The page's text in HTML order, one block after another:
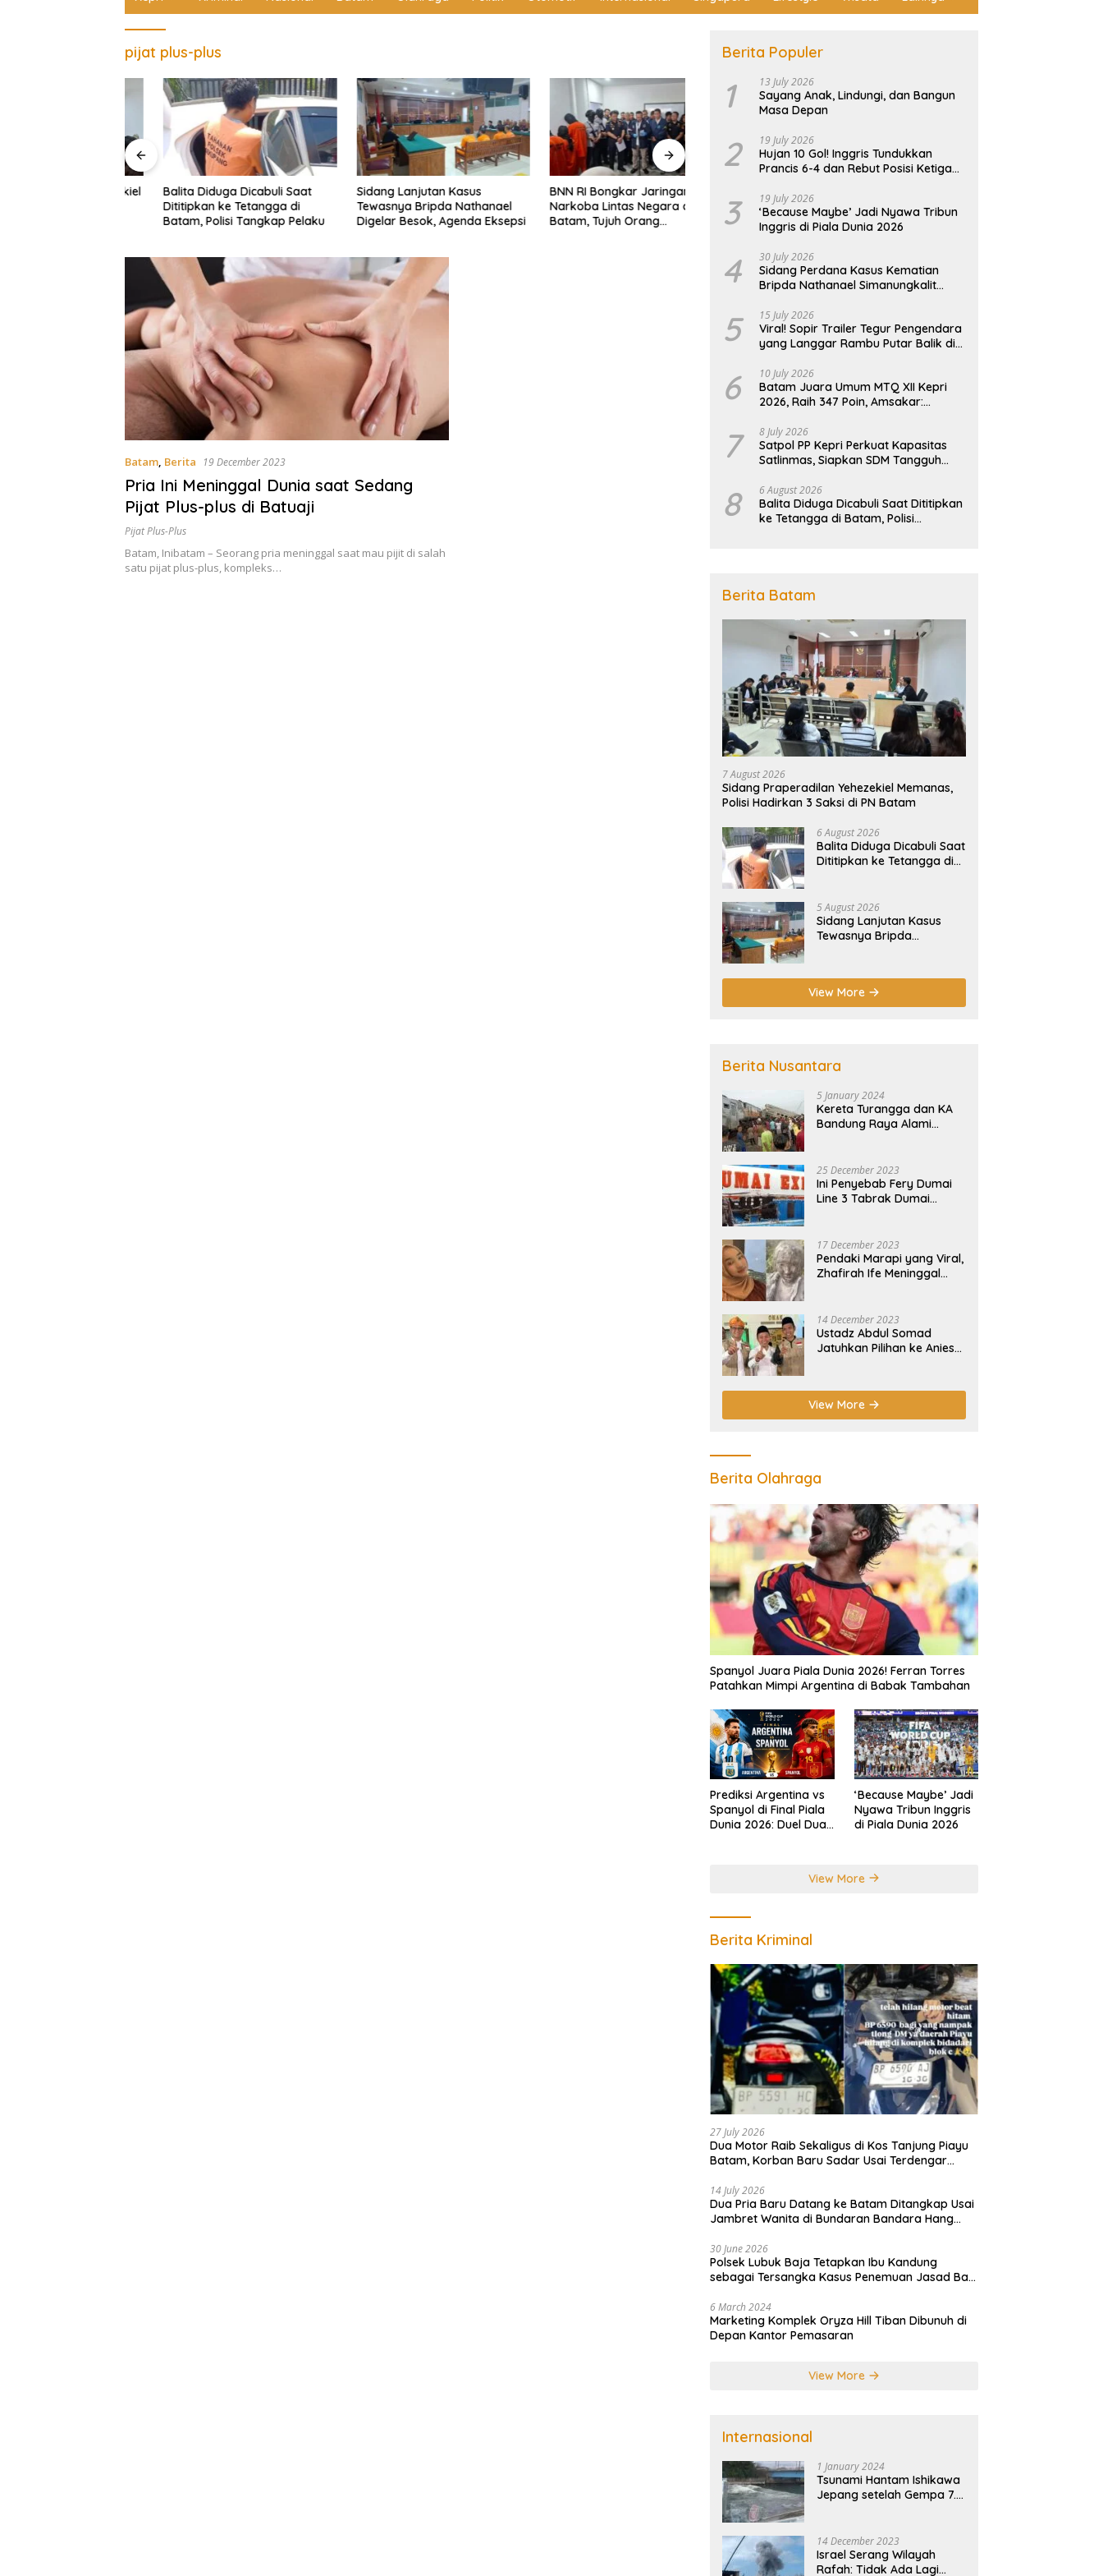
pijat plus-plus
Balita Diduga Dicabuli Saat
Dititipkan ke Tetangga di
Batam, Polisi Tangkap Pelaku
Sidang Lanjutan Kasus
Tewasnya Bripda Nathanael
Digelar Besok, Agenda Eksepsi
BNN RI Bongkar Jaringan
Narkoba Lintas Negara di
Batam, Tujuh Orang
Sidang Perdana Kasus
Kematian Bripda Nathanael
Simanungkalit Ricuh, Keluarga
Korban Histeris dan Tuntut
Hukuman Berat
Kos Tanjung Piayu Batam,
Korban Baru Sadar Usai
Batam Berita 19 December 2023
Pria Ini Meninggal Dunia saat Sedang
Pijat Plus-plus di Batuaji
Pijat Plus-Plus
Batam, Inibatam – Seorang pria meninggal saat mau pijit di salah
satu pijat plus-plus, kompleks…
Berita Populer
1 13 July 2026
Sayang Anak, Lindungi, dan Bangun
Masa Depan
2 19 July 2026
Hujan 10 Gol! Inggris Tundukkan
Prancis 6-4 dan Rebut Posisi Ketiga
3 19 July 2026
‘Because Maybe’ Jadi Nyawa Tribun
Inggris di Piala Dunia 2026
4 30 July 2026
Sidang Perdana Kasus Kematian
Bripda Nathanael Simanungkalit
Tuntut Hukuman Berat
5 15 July 2026
Viral! Sopir Trailer Tegur Pengendara
yang Langgar Rambu Putar Balik di
6 10 July 2026
Batam Juara Umum MTQ XII Kepri
2026, Raih 347 Poin, Amsakar:
7 8 July 2026
Satpol PP Kepri Perkuat Kapasitas
Satlinmas, Siapkan SDM Tangguh
Penanggulangan Bencana
8 6 August 2026
Balita Diduga Dicabuli Saat Dititipkan
ke Tetangga di Batam, Polisi
Berita Batam
7 August 2026
Sidang Praperadilan Yehezekiel Memanas,
Polisi Hadirkan 3 Saksi di PN Batam
6 August 2026
Balita Diduga Dicabuli Saat
Dititipkan ke Tetangga di
5 August 2026
Sidang Lanjutan Kasus
Tewasnya Bripda
View More
Berita Nusantara
5 January 2024
Kereta Turangga dan KA
Bandung Raya Alami
25 December 2023
Ini Penyebab Fery Dumai
Line 3 Tabrak Dumai
17 December 2023
Pendaki Marapi yang Viral,
Zhafirah Ife Meninggal
14 December 2023
Ustadz Abdul Somad
Jatuhkan Pilihan ke Anies-
View More
Berita Olahraga
Spanyol Juara Piala Dunia 2026! Ferran Torres
Patahkan Mimpi Argentina di Babak Tambahan
Prediksi Argentina vs
Spanyol di Final Piala
Dunia 2026: Duel Dua
‘Because Maybe’ Jadi
Nyawa Tribun Inggris
di Piala Dunia 2026
View More
Berita Kriminal
27 July 2026
Dua Motor Raib Sekaligus di Kos Tanjung Piayu
Batam, Korban Baru Sadar Usai Terdengar
14 July 2026
Dua Pria Baru Datang ke Batam Ditangkap Usai
Jambret Wanita di Bundaran Bandara Hang
30 June 2026
Polsek Lubuk Baja Tetapkan Ibu Kandung
sebagai Tersangka Kasus Penemuan Jasad Bayi
6 March 2024
Marketing Komplek Oryza Hill Tiban Dibunuh di
Depan Kantor Pemasaran
View More
Internasional
1 January 2024
Tsunami Hantam Ishikawa
Jepang setelah Gempa 7.5
14 December 2023
Israel Serang Wilayah
Rafah: Tidak Ada Lagi